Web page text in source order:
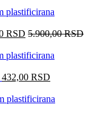
plastificirana
RSD 5.900,00RSD
plastificirana
432,00 RSD
plastificirana